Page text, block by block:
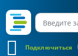
Подключиться